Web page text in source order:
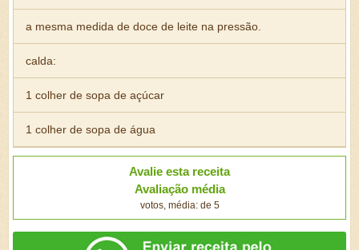
a mesma medida de doce de leite na pressão.
calda:
1 colher de sopa de açúcar
1 colher de sopa de água
Avalie esta receita
Avaliação média
votos, média: de 5